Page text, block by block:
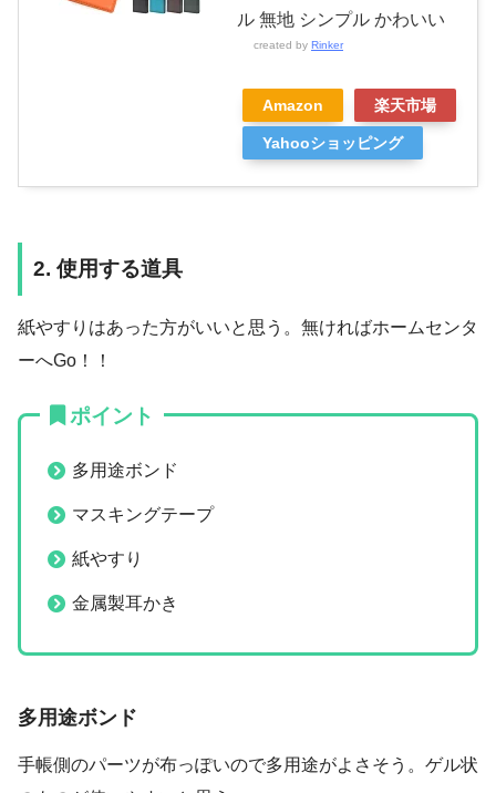
ル 無地 シンプル かわいい
created by Rinker
Amazon 楽天市場
Yahooショッピング
2. 使用する道具
紙やすりはあった方がいいと思う。無ければホームセンタ
ーへGo！！
ポイント
多用途ボンド
マスキングテープ
紙やすり
金属製耳かき
多用途ボンド
手帳側のパーツが布っぽいので多用途がよさそう。ゲル状